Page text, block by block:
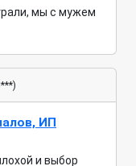
мы с мужем
ИП
и выбор